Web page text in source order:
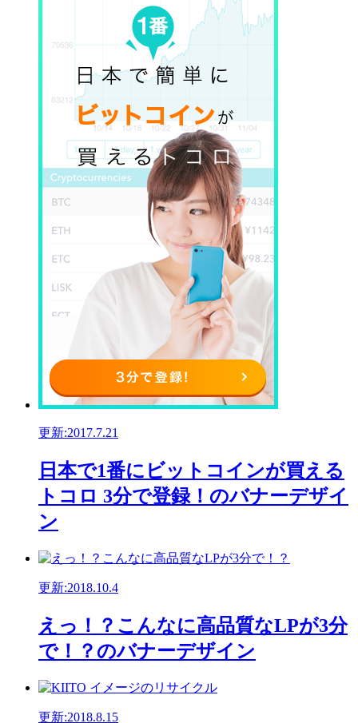
更新:2017.7.21
日本で1番にビットコインが買える
トコロ 3分で登録！のバナーデザイ
ン
更新:2018.10.4
えっ！？こんなに高品質なLPが3分
で！？のバナーデザイン
更新:2018.8.15